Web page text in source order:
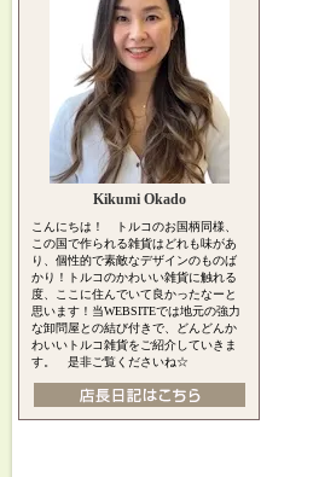
Kikumi Okado
こんにちは！ トルコのお国柄同様、
この国で作られる雑貨はどれも味があ
り、個性的で素敵なデザインのものば
かり！トルコのかわいい雑貨に触れる
度、ここに住んでいて良かったなーと
思います！当WEBSITEでは地元の強力
な卸問屋との結び付きで、どんどんか
わいいトルコ雑貨をご紹介していきま
す。 是非ご覧くださいね☆